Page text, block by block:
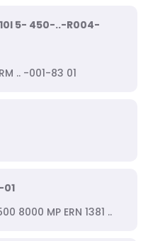
5- 450-..-R004-
.. -001-83 01
01
8000 MP ERN 1381 ..